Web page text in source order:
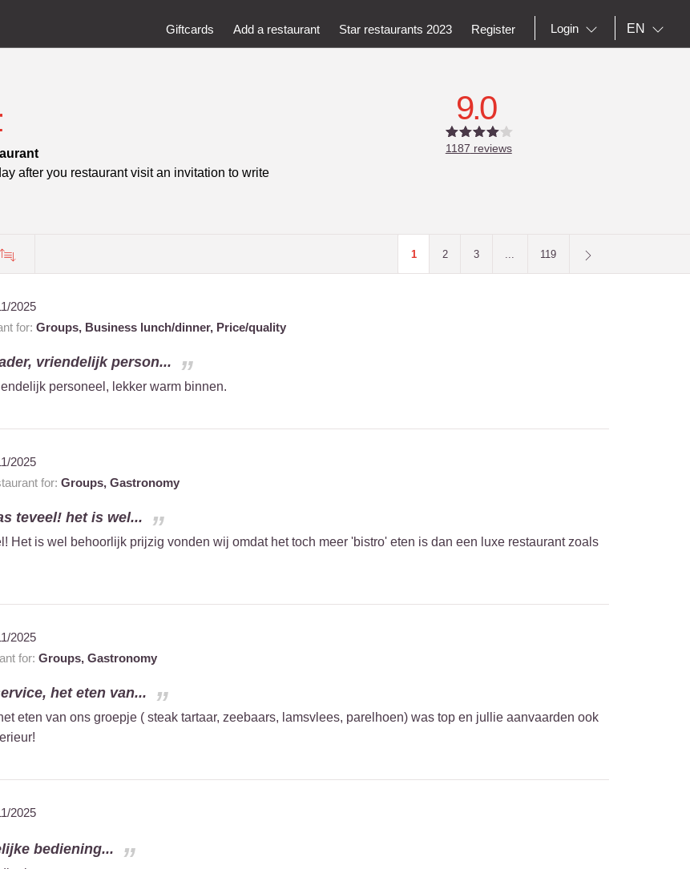
Giftcards Add a restaurant Star restaurants 2023 Register Login EN
after you restaurant visit an invitation to write
9.0
1187 reviews
1 2 3 ... 119
2025
for: Groups, Business lunch/dinner, Price/quality
vriendelijk person...
personeel, lekker warm binnen.
2025
for: Groups, Gastronomy
teveel! het is wel...
Het is wel behoorlijk prijzig vonden wij omdat het toch meer 'bistro' eten is dan een luxe restaurant zoals
2025
for: Groups, Gastronomy
het eten van...
eten van ons groepje ( steak tartaar, zeebaars, lamsvlees, parelhoen) was top en jullie aanvaarden ook
2025
bediening...